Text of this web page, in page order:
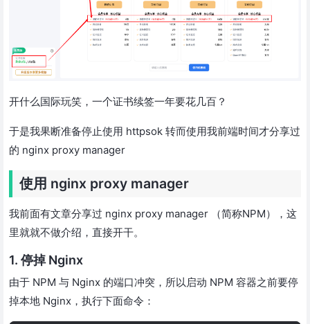
开什么国际玩笑，一个证书续签一年要花几百？
于是我果断准备停止使用 httpsok 转而使用我前端时间才分享过
的 nginx proxy manager
使用 nginx proxy manager
我前面有文章分享过 nginx proxy manager （简称NPM），这
里就就不做介绍，直接开干。
1. 停掉 Nginx
由于 NPM 与 Nginx 的端口冲突，所以启动 NPM 容器之前要停
掉本地 Nginx，执行下面命令：